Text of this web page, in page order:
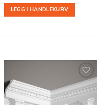
LEGG I HANDLEKURV
Legg til
i